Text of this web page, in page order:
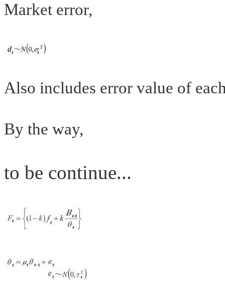
Market error,
Also includes error value of
By the way,
to be continue...